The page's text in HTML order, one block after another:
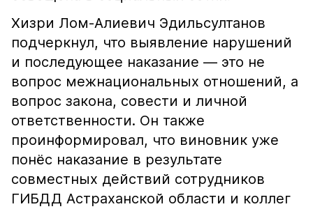
Хизри Лом-Алиевич Эдильсултанов
подчеркнул, что выявление нарушений
и последующее наказание — это не
вопрос межнациональных отношений, а
вопрос закона, совести и личной
ответственности. Он также
проинформировал, что виновник уже
понёс наказание в результате
совместных действий сотрудников
ГИБДД Астраханской области и коллег